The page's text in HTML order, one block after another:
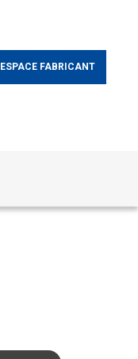
ESPACE FABRICANT